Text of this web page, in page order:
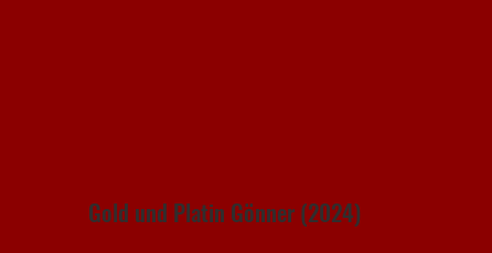
Gold und Platin Gönner (2024)